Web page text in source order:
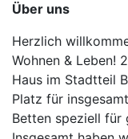
Über uns
Herzlich
Wohnen & Leben!
Haus im Stadtteil
Platz für
Betten speziell für